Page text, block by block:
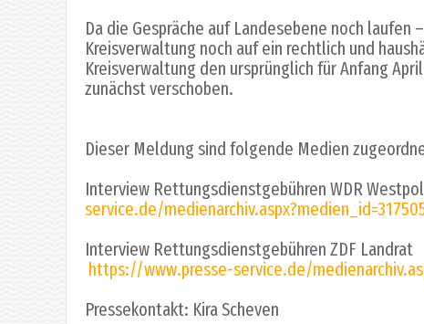
Da die Gespräche auf Landesebene noch
Kreisverwaltung noch auf ein rechtlich und
Kreisverwaltung den ursprünglich für Anfang
zunächst verschoben.
Dieser Meldung sind folgende Medien
Interview Rettungsdienstgebühren WDR
service.de/
Interview Rettungsdienstgebühren ZDF Landrat
https://www.presse-service.de/
Pressekontakt: Kira Scheven